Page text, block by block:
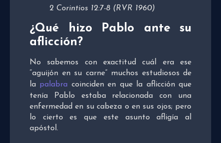
2 Corintios 12:7-8 (RVR 1960)
¿Qué hizo Pablo ante su
aflicción?
No sabemos con exactitud cuál era ese
“aguijón en su carne” muchos estudiosos de
la palabra coinciden en que la aflicción que
tenía Pablo estaba relacionada con una
enfermedad en su cabeza o en sus ojos; pero
lo cierto es que este asunto afligía al
apóstol.